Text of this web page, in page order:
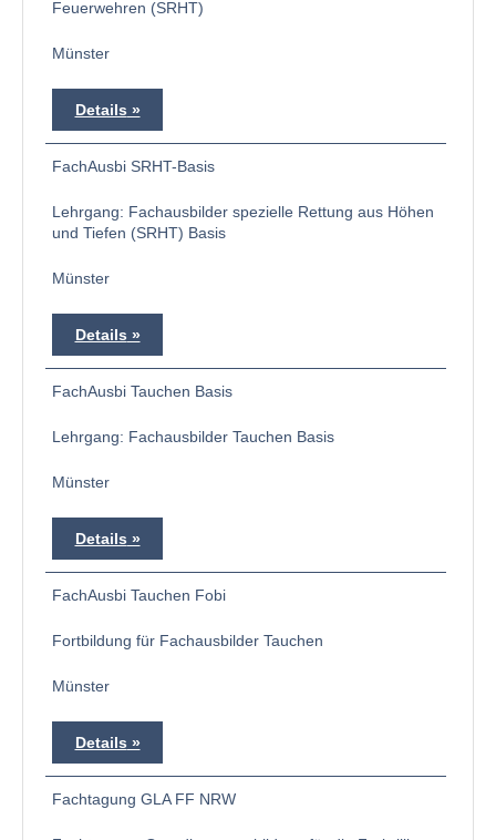
Feuerwehren (SRHT)
Münster
Details
FachAusbi SRHT-Basis
Lehrgang: Fachausbilder spezielle Rettung aus Höhen
und Tiefen (SRHT) Basis
Münster
Details
FachAusbi Tauchen Basis
Lehrgang: Fachausbilder Tauchen Basis
Münster
Details
FachAusbi Tauchen Fobi
Fortbildung für Fachausbilder Tauchen
Münster
Details
Fachtagung GLA FF NRW